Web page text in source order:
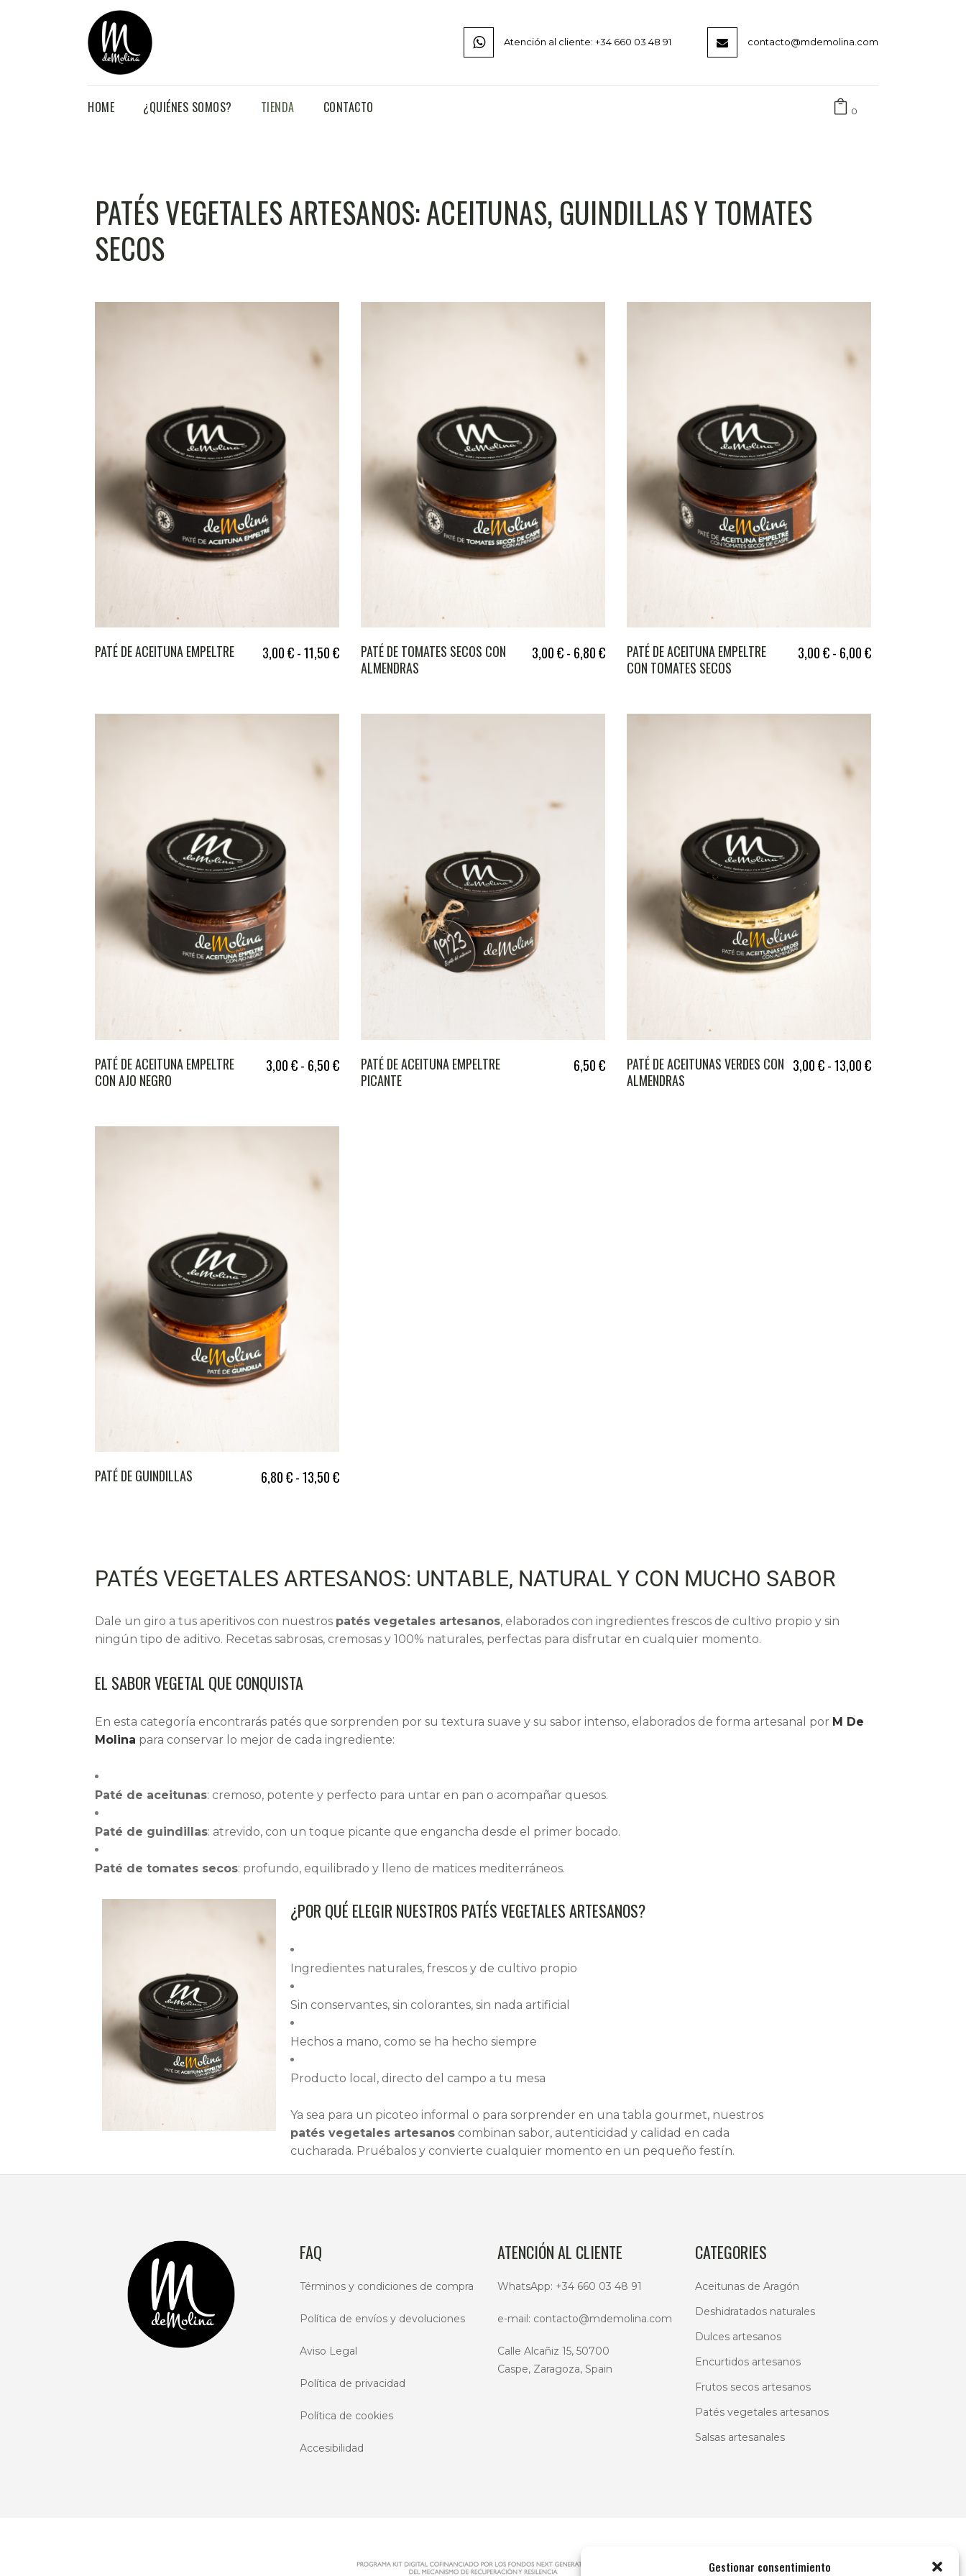
Gestionar consentimiento
Atención al cliente: +34 660 03 48 91 contacto@mdemolina.com
HOME ¿QUIÉNES SOMOS? TIENDA CONTACTO 0
PATÉS VEGETALES ARTESANOS: ACEITUNAS, GUINDILLAS Y TOMATES
SECOS
PATÉ DE ACEITUNA EMPELTRE 3,00€-11,50€
PATÉ DE TOMATES SECOS CON
ALMENDRAS
3,00€- 6,80€
PATÉ DE ACEITUNA EMPELTRE
CON TOMATES SECOS
3,00€- 6,00€
PATÉ DE ACEITUNA EMPELTRE
CON AJO NEGRO
3,00€- 6,50€
PATÉ DE ACEITUNA EMPELTRE
PICANTE
6,50€
PATÉ DE ACEITUNAS VERDES CON
ALMENDRAS
3,00€-13,00€
PATÉ DE GUINDILLAS 6,80€-13,50€
PATÉS VEGETALES ARTESANOS: UNTABLE, NATURAL Y CON MUCHO SABOR
Dale un giro a tus aperitivos con nuestros patés vegetales artesanos, elaborados con ingredientes frescos de cultivo propio y sin
ningún tipo de aditivo. Recetas sabrosas, cremosas y 100% naturales, perfectas para disfrutar en cualquier momento.
EL SABOR VEGETAL QUE CONQUISTA
En esta categoría encontrarás patés que sorprenden por su textura suave y su sabor intenso, elaborados de forma artesanal por M De
Molina para conservar lo mejor de cada ingrediente:
Paté de aceitunas: cremoso, potente y perfecto para untar en pan o acompañar quesos.
Paté de guindillas: atrevido, con un toque picante que engancha desde el primer bocado.
Paté de tomates secos: profundo, equilibrado y lleno de matices mediterráneos.
¿POR QUÉ ELEGIR NUESTROS PATÉS VEGETALES ARTESANOS?
Ingredientes naturales, frescos y de cultivo propio
Sin conservantes, sin colorantes, sin nada artificial
Hechos a mano, como se ha hecho siempre
Producto local, directo del campo a tu mesa
Ya sea para un picoteo informal o para sorprender en una tabla gourmet, nuestros
patés vegetales artesanos combinan sabor, autenticidad y calidad en cada
cucharada. Pruébalos y convierte cualquier momento en un pequeño festín.
FAQ
Términos y condiciones de compra
Política de envíos y devoluciones
Aviso Legal
Política de privacidad
Política de cookies
Accesibilidad
ATENCIÓN AL CLIENTE
WhatsApp: +34 660 03 48 91
e-mail: contacto@mdemolina.com
Calle Alcañiz 15, 50700
Caspe, Zaragoza, Spain
CATEGORIES
Aceitunas de Aragón
Deshidratados naturales
Dulces artesanos
Encurtidos artesanos
Frutos secos artesanos
Patés vegetales artesanos
Salsas artesanales